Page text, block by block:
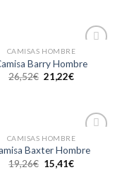
a la
CAMISAS HOMBRE
Barry Hombre
26,52€ 21,22€
a la
CAMISAS HOMBRE
Baxter Hombre
19,26€ 15,41€